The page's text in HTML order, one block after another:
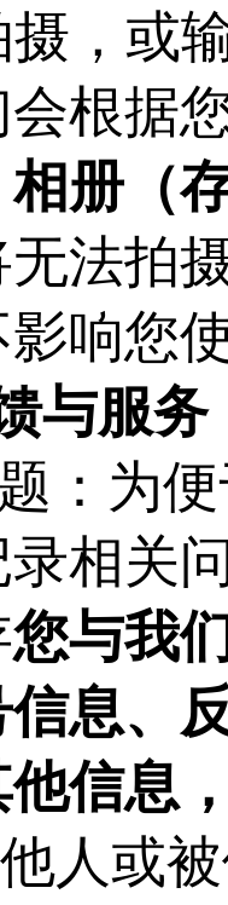
摄，或
根据
册（
法拍
响您
与服务
：为
相关
您与我
信息、
信息
人或